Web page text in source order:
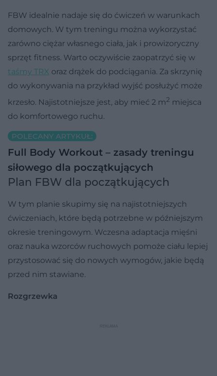
FBW idealnie nadaje się do ćwiczeń w warunkach
domowych. W tym treningu można wykorzystać
zarówno ciężar własnego ciała, jak i prowizoryczny
sprzęt fitness. Warto oczywiście zaopatrzyć się w
taśmy TRX oraz drążek do podciągania. Za skrzynię
do wykonywania na przykład wyjść posłużyć może
krzesło. Najistotniejsze jest, aby mieć 2 m2 miejsca
do komfortowego ruchu.
POLECANY ARTYKUŁ:
Full Body Workout – zasady treningu
siłowego dla początkujących
Plan FBW dla początkujących
W tym planie skupimy się na najistotniejszych
ćwiczeniach, które będą potrzebne w późniejszym
okresie treningowym. Wczesna adaptacja mięśni
oraz nauka wzorców ruchowych pomoże ciału lepiej
przystosować się do nowych wymogów, jakie będą
przed nim stawiane.
Rozgrzewka